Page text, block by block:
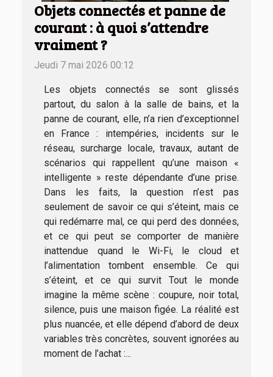
Objets connectés et panne de
courant : à quoi s’attendre
vraiment ?
Jeudi 7 mai 2026 00:12
Les objets connectés se sont glissés
partout, du salon à la salle de bains, et la
panne de courant, elle, n’a rien d’exceptionnel
en France : intempéries, incidents sur le
réseau, surcharge locale, travaux, autant de
scénarios qui rappellent qu’une maison «
intelligente » reste dépendante d’une prise.
Dans les faits, la question n’est pas
seulement de savoir ce qui s’éteint, mais ce
qui redémarre mal, ce qui perd des données,
et ce qui peut se comporter de manière
inattendue quand le Wi-Fi, le cloud et
l’alimentation tombent ensemble. Ce qui
s’éteint, et ce qui survit Tout le monde
imagine la même scène : coupure, noir total,
silence, puis une maison figée. La réalité est
plus nuancée, et elle dépend d’abord de deux
variables très concrètes, souvent ignorées au
moment de l’achat :...